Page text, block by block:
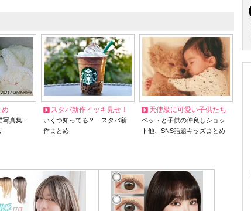
め
写真集…
スタバ新作イッキ見せ！
いくつ知ってる？ スタバ新
作まとめ
天使級に可愛い子供たち
ペットと子供の仲良しショッ
ト他、SNS話題キッズまとめ